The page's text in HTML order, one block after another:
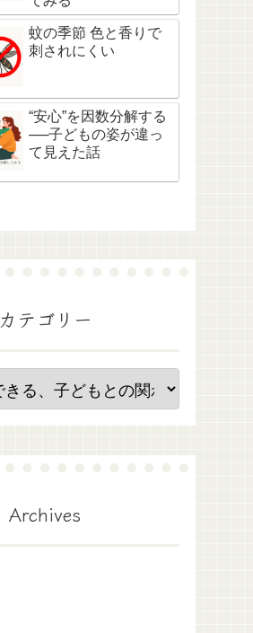
蚊の季節 色と香りで
刺されにくい
“安心”を因数分解する
──子どもの姿が違っ
て見えた話
カテゴリー
Archives